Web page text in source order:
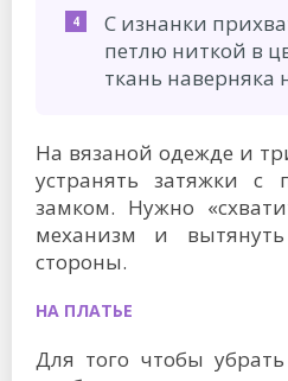
С изнанки
петлю ниткой в
ткань наверняка
На вязаной одежде и
устранять затяжки
замком. Нужно
механизм и
стороны.
НА ПЛАТЬЕ
Для того чтобы